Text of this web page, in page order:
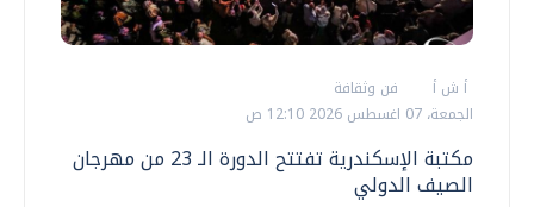
أ ش أ
فن وثقافة
الجمعة، 07 اغسطس 2026 12:10 ص
مكتبة الإسكندرية تفتتح الدورة الـ 23 من مهرجان
الصيف الدولي